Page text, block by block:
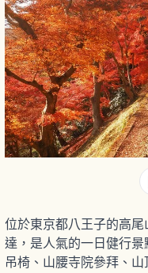
位於東京都八王子的高
達，是人氣的一日健行
吊椅、山腰寺院參拜、